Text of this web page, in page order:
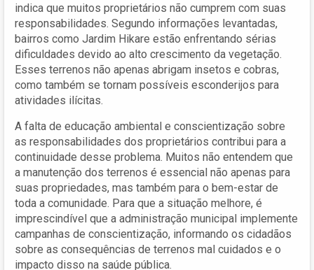
indica que muitos proprietários não cumprem com suas
responsabilidades. Segundo informações levantadas,
bairros como Jardim Hikare estão enfrentando sérias
dificuldades devido ao alto crescimento da vegetação.
Esses terrenos não apenas abrigam insetos e cobras,
como também se tornam possíveis esconderijos para
atividades ilícitas.
A falta de educação ambiental e conscientização sobre
as responsabilidades dos proprietários contribui para a
continuidade desse problema. Muitos não entendem que
a manutenção dos terrenos é essencial não apenas para
suas propriedades, mas também para o bem-estar de
toda a comunidade. Para que a situação melhore, é
imprescindível que a administração municipal implemente
campanhas de conscientização, informando os cidadãos
sobre as consequências de terrenos mal cuidados e o
impacto disso na saúde pública.